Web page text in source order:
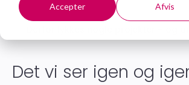
Accepter Afvis
Start
Derfor lykkes nogle projekter – og
Det vi ser igen og